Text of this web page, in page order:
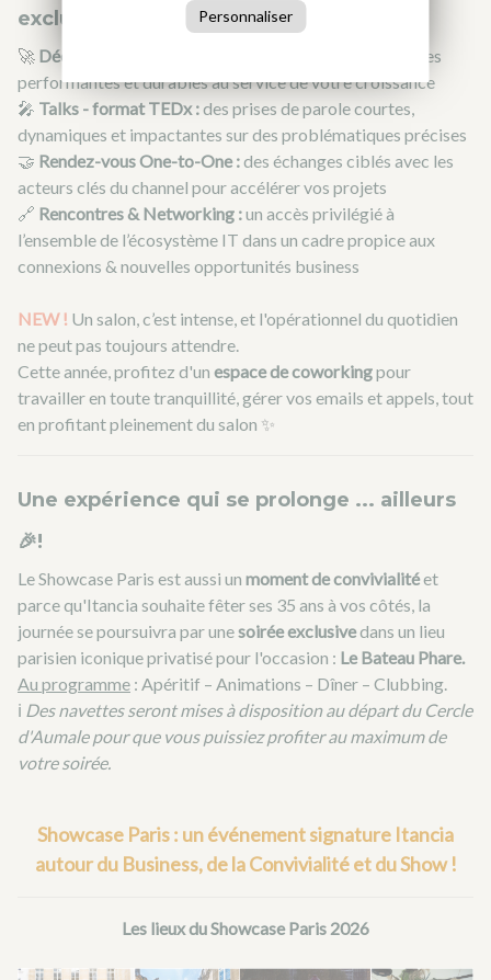
exclusifs :
🚀 Découverte de solutions innovantes
: des technologies
performantes et durables au service de votre croissance
🎤 Talks - format TEDx :des prises de parole courtes,
dynamiques et impactantes sur des problématiques précises
🤝 Rendez-vous One-to-One :des échanges ciblés avec les
acteurs clés du channel pour accélérer vos projets
🔗 Rencontres & Networking :un accès privilégié à
l’ensemble de l’écosystème IT dans un cadre propice aux
connexions & nouvelles opportunités business
NEW ! Un salon, c’est intense, et l'opérationnel du quotidien
ne peut pas toujours attendre.
Cette année, profitez d'un espace de coworkingpour
travailler en toute tranquillité, gérer vos emails et appels, tout
en profitant pleinement du salon ✨
Une expérience qui se prolonge ... ailleurs
🎉!
Le Showcase Paris est aussi un moment de convivialitéet
parce qu'Itancia souhaite fêter ses 35 ans à vos côtés, la
journée se poursuivra par unesoirée exclusivedans un lieu
parisien iconique privatisé pour l'occasion : Le Bateau Phare.
Au programme : Apéritif – Animations – Dîner – Clubbing.
ℹ️ Des navettes seront mises à disposition au départ du Cercle
d'Aumale pour que vous puissiez profiter au maximum de
votre soirée.
Showcase Paris : un événement signature Itancia
autour du Business, de la Convivialité et du Show !
Les lieux du Showcase Paris 2026
Personnaliser